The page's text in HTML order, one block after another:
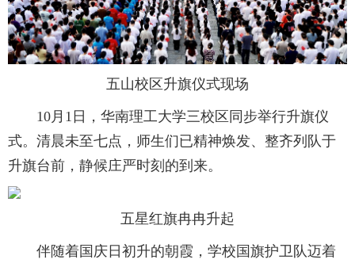
五山校区升旗仪式现场
10月1日，华南理工大学三校区同步举行升旗仪
式。清晨未至七点，师生们已精神焕发、整齐列队于
升旗台前，静候庄严时刻的到来。
五星红旗冉冉升起
伴随着国庆日初升的朝霞，学校国旗护卫队迈着